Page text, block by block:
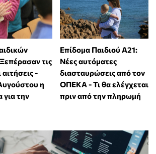
τις
-
η
για την
Επίδομα Παιδιού Α21:
Νέες αυτόματες
διασταυρώσεις από τον
ΟΠΕΚΑ - Τι θα ελέγχεται
πριν από την πληρωμή